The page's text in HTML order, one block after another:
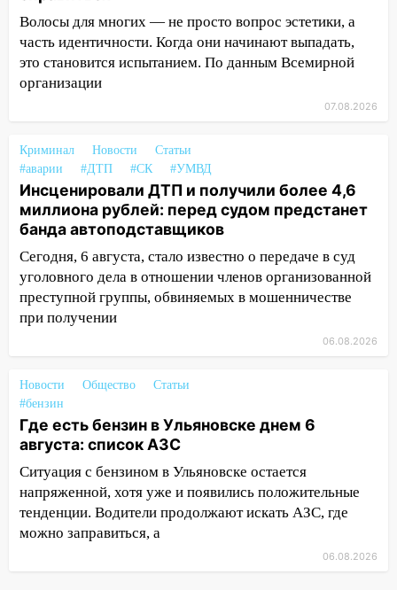
12:34 На Ульяновскую область
надвигается сильнейшая непогода: град
и шквал до 27 м/с
Ульяновец хотел купить иномарку
12:20
В Чердаклинском районе
столкнулись «Лада» и Chevrolet:
пострадал 14-летний подросток
12:00 Где есть бензин в Ульяновске 7
августа: список АЗС
11:50 Заснул рядом с ребёнком и
случайно задушил его: суд вынес
приговор
сарай
11:38 В Госдуме предложили отменить
ЕГЭ с 2027 года
11:25 В Ульяновске ИИ будет выявлять
нарушителей на контейнерных
площадках
Ульяновская шахматистка
Волосы для многих — не просто вопрос эстетики, а
часть идентичности. Когда они начинают выпадать,
это становится испытанием. По данным Всемирной
организации
07.08.2026
Криминал Новости
Статьи
#аварии
#ДТП #СК #УМВД
Инсценировали ДТП и получили более 4,6
миллиона рублей: перед судом предстанет
банда автоподставщиков
Сегодня, 6 августа, стало известно о передаче в суд
уголовного дела в отношении членов организованной
преступной группы, обвиняемых в мошенничестве
при получении
06.08.2026
Новости Общество
Статьи
#бензин
Где есть бензин в Ульяновске днем 6
августа: список АЗС
Ситуация с бензином в Ульяновске остается
напряженной, хотя уже и появились положительные
тенденции. Водители продолжают искать АЗС, где
можно заправиться, а
06.08.2026